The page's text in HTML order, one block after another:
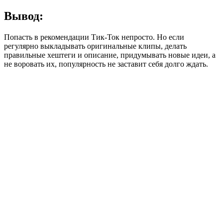
Вывод:
Попасть в рекомендации Тик-Ток непросто. Но если
регулярно выкладывать оригинальные клипы, делать
правильные хештеги и описание, придумывать новые идеи, а
не воровать их, популярность не заставит себя долго ждать.